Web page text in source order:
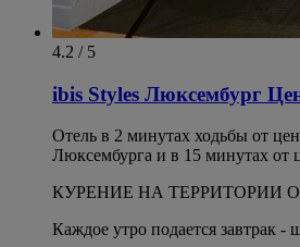
4.2 / 5
ibis Styles Люксембург
Отель в 2 минутах ходьбы от
Люксембурга и в 15 минутах от
КУРЕНИЕ НА ТЕРРИТОРИИ
Каждое утро подается завтрак -